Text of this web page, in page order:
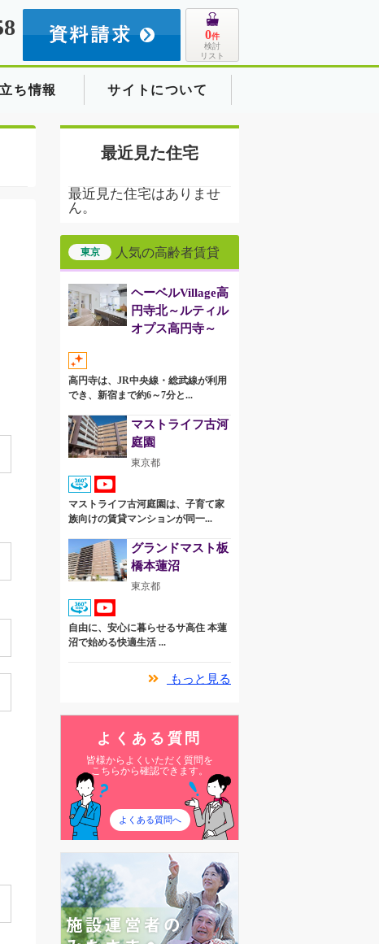
0件
検討
リスト
ち情報 サイトについて
最近見た住宅
最近見た住宅はありませ
ん。
東京 人気の高齢者賃貸
ヘーベルVillage高
円寺北～ルティル
オプス高円寺～
高円寺は、JR中央線・総武線が利用
でき、新宿まで約6～7分と...
マストライフ古河
庭園
東京都
マストライフ古河庭園は、子育て家
族向けの賃貸マンションが同一...
グランドマスト板
橋本蓮沼
東京都
自由に、安心に暮らせるサ高住 本蓮
沼で始める快適生活 ...
もっと見る
よくある質問
皆様からよくいただく質問を
こちらから確認できます。
よくある質問へ